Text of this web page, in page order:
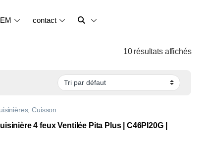
contact
10 résultats affichés
,Cuisson
4 feux Ventilée Pita Plus | C46PI20G |